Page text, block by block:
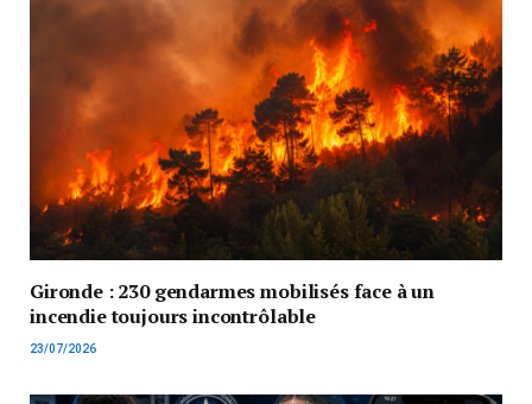
Gironde : 230 gendarmes mobilisés face à un
incendie toujours incontrôlable
23/07/2026